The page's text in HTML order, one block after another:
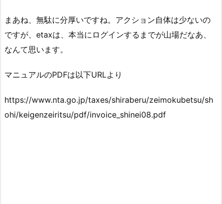
まあね、無駄に分厚いですね。アクション自体は少ないの
ですが、etaxは、本当にログインするまでが山場だなあ、
なんて思います。
マニュアルのPDFは以下URLより
https://www.nta.go.jp/taxes/shiraberu/zeimokubetsu/sh
ohi/keigenzeiritsu/pdf/invoice_shinei08.pdf